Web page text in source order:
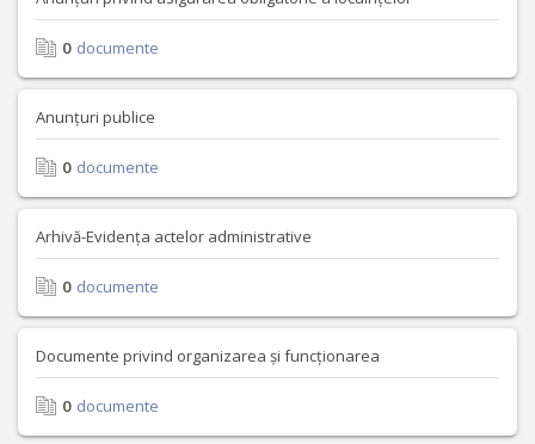
0 documente
Anunțuri publice
0 documente
Arhivă-Evidența actelor administrative
0 documente
Documente privind organizarea și funcționarea
0 documente